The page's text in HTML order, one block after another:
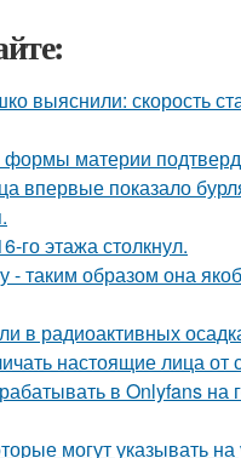
выяснили: скорость
материи
впервые показало
го этажа столкнул.
- таким образом она
в радиоактивных
настоящие лица
в Onlyfans на
могут указывать